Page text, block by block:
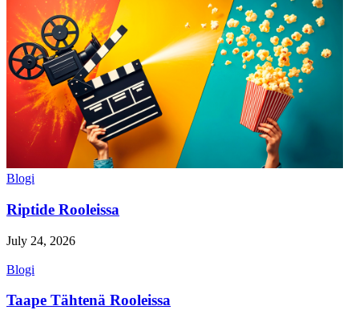
Blogi
Riptide Rooleissa
July 24, 2026
Blogi
Taape Tähtenä Rooleissa